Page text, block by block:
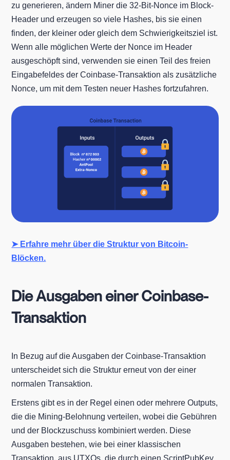
zu generieren, ändern Miner die 32-Bit-Nonce im Block-
Header und erzeugen so viele Hashes, bis sie einen
finden, der kleiner oder gleich dem Schwierigkeitsziel ist.
Wenn alle möglichen Werte der Nonce im Header
ausgeschöpft sind, verwenden sie einen Teil des freien
Eingabefeldes der Coinbase-Transaktion als zusätzliche
Nonce, um mit dem Testen neuer Hashes fortzufahren.
➤ Erfahre mehr über die Struktur von Bitcoin-
Blöcken.
Die Ausgaben einer Coinbase-
Transaktion
In Bezug auf die Ausgaben der Coinbase-Transaktion
unterscheidet sich die Struktur erneut von der einer
normalen Transaktion.
Erstens gibt es in der Regel einen oder mehrere Outputs,
die die Mining-Belohnung verteilen, wobei die Gebühren
und der Blockzuschuss kombiniert werden. Diese
Ausgaben bestehen, wie bei einer klassischen